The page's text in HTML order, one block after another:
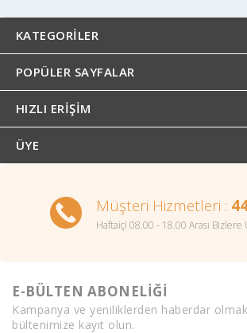
KATEGORILER
POPÜLER SAYFALAR
HIZLI ERIŞIM
ÜYE
Müşteri Hizmetleri :
Haftaiçi 08.00 - 18.00 Arası
E-BÜLTEN ABONELİĞİ
Kampanya ve yeniliklerden haberdar
bültenimize kayıt olun.